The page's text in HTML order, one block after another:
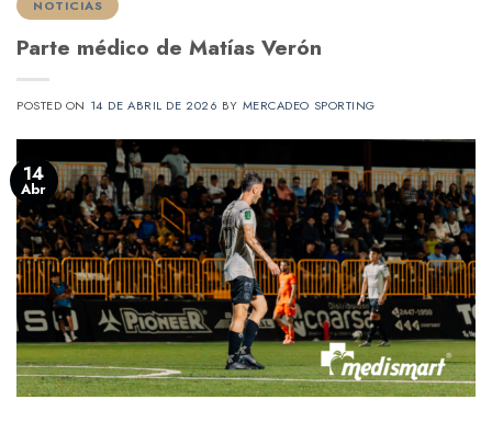
NOTICIAS
Parte médico de Matías Verón
POSTED ON 14 DE ABRIL DE 2026 BY MERCADEO SPORTING
14
Abr